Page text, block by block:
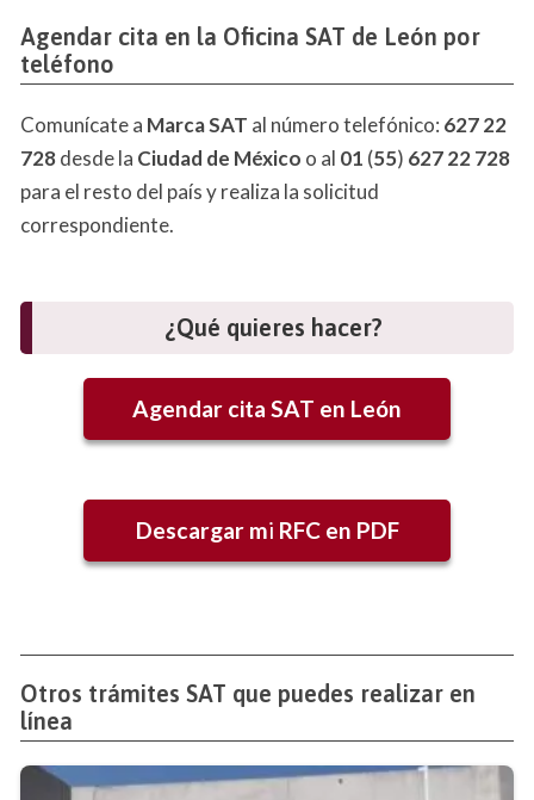
Agendar cita en la Oficina SAT de León por
teléfono
Comunícate a Marca SAT al número telefónico: 627 22
728desde la Ciudad de México o al 01 (55) 627 22 728
para el resto del país y realiza la solicitud
correspondiente.
¿Qué quieres hacer?
Agendar cita SAT en León
Descargar mi RFC en PDF
Otros trámites SAT que puedes realizar en
línea